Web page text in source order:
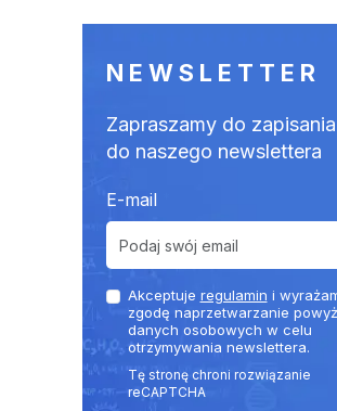
NEWSLETTER
Zapraszamy do
do naszego newslettera
E-mail
Akceptuje regulamin i
zgodę naprzetwarzanie
danych osobowych w celu
otrzymywania newslettera.